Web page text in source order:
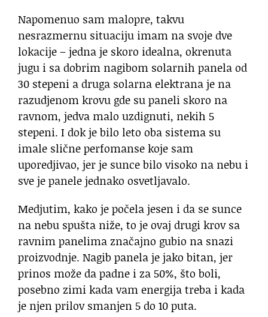
Napomenuo sam malopre, takvu
nesrazmernu situaciju imam na svoje dve
lokacije – jedna je skoro idealna, okrenuta
jugu i sa dobrim nagibom solarnih panela od
30 stepeni a druga solarna elektrana je na
razudjenom krovu gde su paneli skoro na
ravnom, jedva malo uzdignuti, nekih 5
stepeni. I dok je bilo leto oba sistema su
imale slične perfomanse koje sam
uporedjivao, jer je sunce bilo visoko na nebu i
sve je panele jednako osvetljavalo.
Medjutim, kako je počela jesen i da se sunce
na nebu spušta niže, to je ovaj drugi krov sa
ravnim panelima značajno gubio na snazi
proizvodnje. Nagib panela je jako bitan, jer
prinos može da padne i za 50%, što boli,
posebno zimi kada vam energija treba i kada
je njen prilov smanjen 5 do 10 puta.